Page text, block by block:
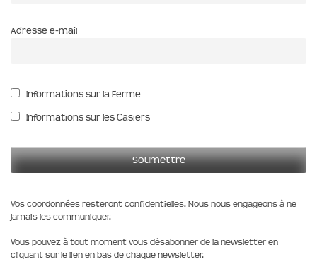
Adresse e-mail
Informations sur la Ferme
Informations sur les Casiers
Vos coordonnées resteront confidentielles. Nous nous engageons à ne
jamais les communiquer.
Vous pouvez à tout moment vous désabonner de la newsletter en
cliquant sur le lien en bas de chaque newsletter.